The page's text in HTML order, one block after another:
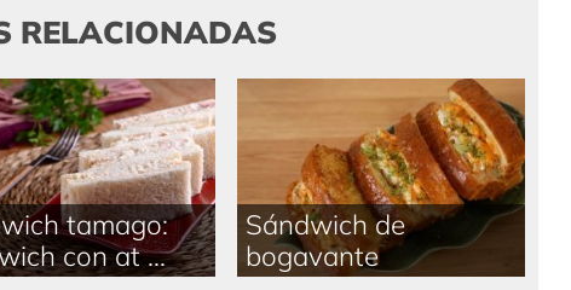
RELACIONADAS
tamago:
con at ...
Sándwich de
bogavante